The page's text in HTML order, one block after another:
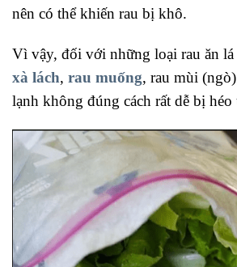
nên có thể khiến rau bị khô.
Vì vậy, đối với những loại rau ăn lá
xà lách, rau muống, rau mùi
lạnh không đúng cách rất dễ bị héo